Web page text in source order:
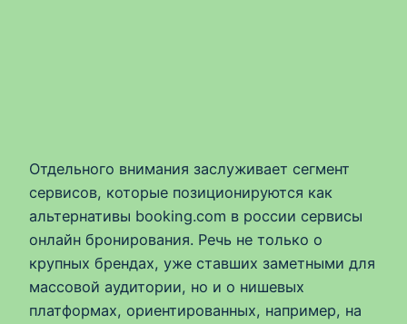
Отдельного внимания заслуживает сегмент
сервисов, которые позиционируются как
альтернативы booking.com в россии сервисы
онлайн бронирования. Речь не только о
крупных брендах, уже ставших заметными для
массовой аудитории, но и о нишевых
платформах, ориентированных, например, на